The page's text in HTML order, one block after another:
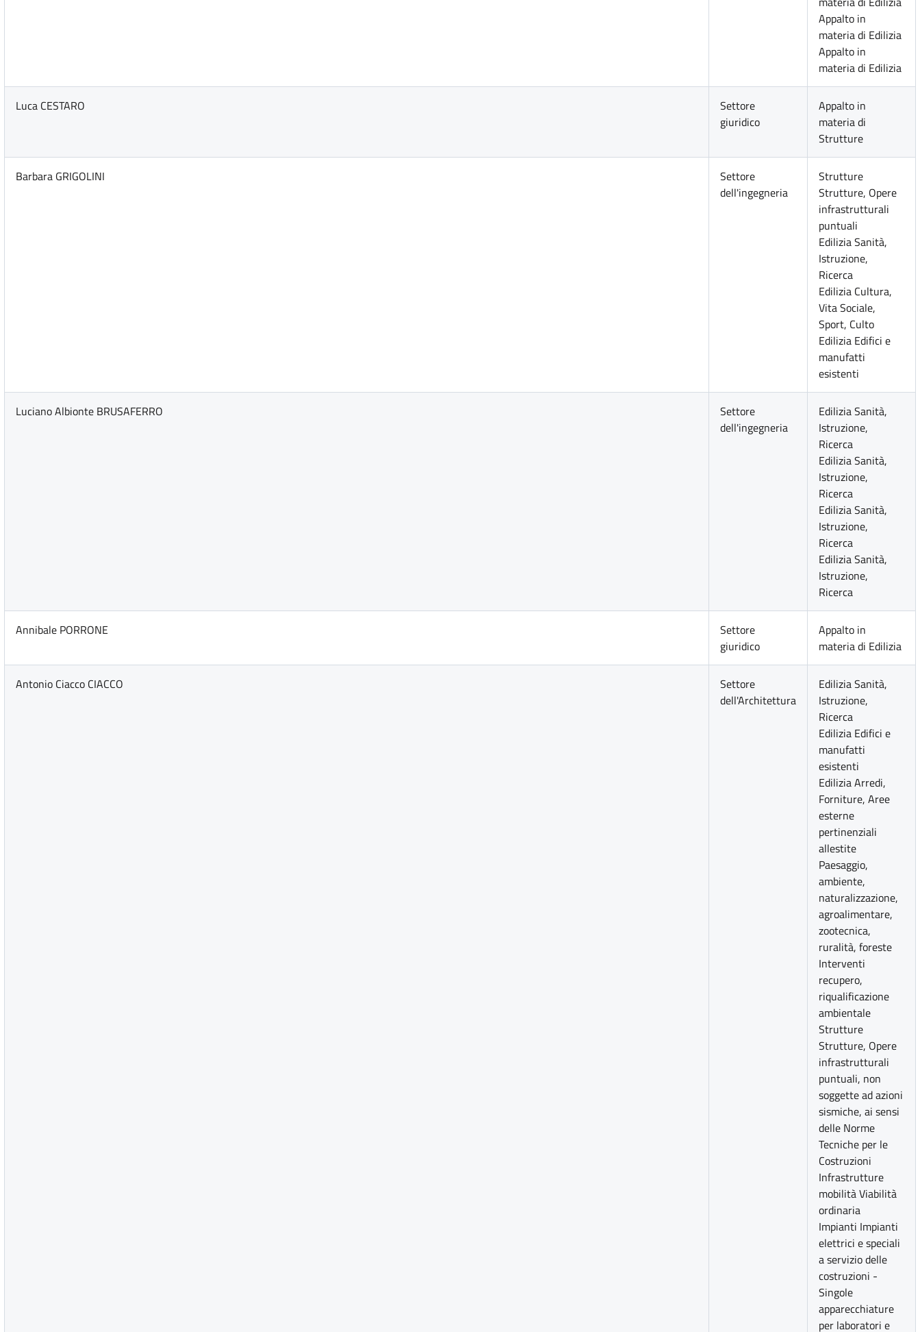
Appalto in
materia di Edilizia
Appalto in
materia di Edilizia
Luca CESTARO
Settore
giuridico
Appalto in
materia di
Strutture
Barbara GRIGOLINI
Settore
dell'ingegneria
Strutture
Strutture, Opere
infrastrutturali
puntuali
Edilizia Sanità,
Istruzione,
Ricerca
Edilizia Cultura,
Vita Sociale,
Sport, Culto
Edilizia Edifici e
manufatti
esistenti
Luciano Albionte BRUSAFERRO
Settore
dell'ingegneria
Edilizia Sanità,
Istruzione,
Ricerca
Edilizia Sanità,
Istruzione,
Ricerca
Edilizia Sanità,
Istruzione,
Ricerca
Edilizia Sanità,
Istruzione,
Ricerca
Annibale PORRONE
Settore
giuridico
Appalto in
materia di Edilizia
Antonio Ciacco CIACCO
Settore
dell'Architettura
Edilizia Sanità,
Istruzione,
Ricerca
Edilizia Edifici e
manufatti
esistenti
Edilizia Arredi,
Forniture, Aree
esterne
pertinenziali
allestite
Paesaggio,
ambiente,
naturalizzazione,
agroalimentare,
zootecnica,
ruralità, foreste
Interventi
recupero,
riqualificazione
ambientale
Strutture
Strutture, Opere
infrastrutturali
puntuali, non
soggette ad azioni
sismiche, ai sensi
delle Norme
Tecniche per le
Costruzioni
Infrastrutture
mobilità Viabilità
ordinaria
Impianti Impianti
elettrici e speciali
a servizio delle
costruzioni -
Singole
apparecchiature
per laboratori e